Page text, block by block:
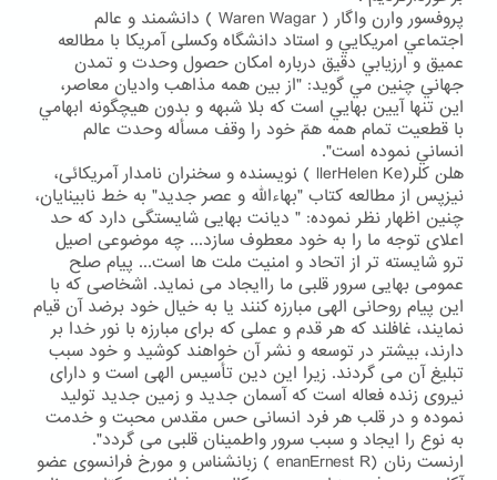
پروفسور وارن واگار ( Waren Wagar ) دانشمند و عالم
اجتماعي امريكايي و استاد دانشگاه وکسلی آمریکا با مطالعه
عميق و ارزيابي دقيق درباره امكان حصول وحدت و تمدن
جهاني چنين مي گويد: "از بين همه مذاهب واديان معاصر،
اين تنها آيين بهايي است كه بلا شبهه و بدون هيچگونه ابهامي
با قطعيت تمام همه همّ خود را وقف مسأله وحدت عالم
انساني نموده است".
هلن کلر(llerHelen Ke ) نویسنده و سخنران نامدار آمریکائی،
نيزپس از مطالعه کتاب "بهاءالله و عصر جدید" به خط نابينايان،
چنین اظهار نظر نموده: " دیانت بهایی شایستگی دارد که حد
اعلای توجه ما را به خود معطوف سازد... چه موضوعی اصیل
ترو شایسته تر از اتحاد و امنیت ملت ها است... پیام صلح
عمومی بهایی سرور قلبی ما راایجاد می نماید. اشخاصی که با
این پیام روحانی الهی مبارزه کنند یا به خیال خود برضد آن قیام
نمایند، غافلند که هر قدم و عملی که برای مبارزه با نور خدا بر
دارند، بیشتر در توسعه و نشر آن خواهند کوشید و خود سبب
تبلیغ آن می گردند. زیرا این دین تأسیس الهی است و دارای
نیروی زنده فعاله است که آسمان جدید و زمین جدید تولید
نموده و در قلب هر فرد انسانی حس مقدس محبت و خدمت
به نوع را ایجاد و سبب سرور واطمینان قلبی می گردد".
ارنست رنان (enanErnest R ) زبانشناس و مورخ فرانسوی عضو